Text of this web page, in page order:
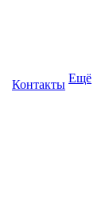
Контакты Ещё